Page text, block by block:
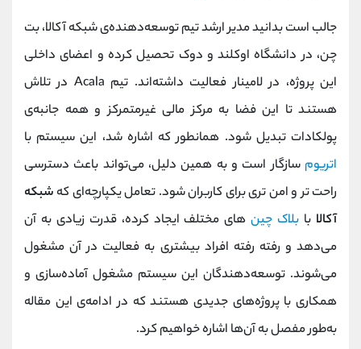
جالب است بدانید مدیر ارشد تیم توسعه‌دهنده‌ی شبکه‌ آکالا، بت
چن، در دانشگاه اوکلند و دوک تحصیل کرده و اعضای داخلی
این پروژه، در لامینار فعالیت داشته‌اند. تیم Acala در تلاش
هستند تا این فضا به مرکز مالی غیرمتمرکز و همه جانبه‌ی
پولکادات تبدیل شود. همانطور که اشاره شد، این سیستم با
اتریوم سازگار است و به همین دلیل، می‌تواند باعث دسترسی
راحت‌ تر و امن‌ تری برای کاربران شود. تعامل یکپارچه‌ای که شبکه‌
آکالا با بلاک چین‌های مختلف ایجاد کرده، قدرت زیادی به آن
می‌دهد و رفته رفته افراد بیشتری به فعالیت در آن مشغول
می‌شوند. توسعه‌دهندگان این سیستم مشغول آماده‌‌سازی و
همکاری با پروژه‌های جدیدی هستند که در ادامه‌ی این مقاله
به‌طور مفصل به آن‌ها اشاره خواهیم کرد.